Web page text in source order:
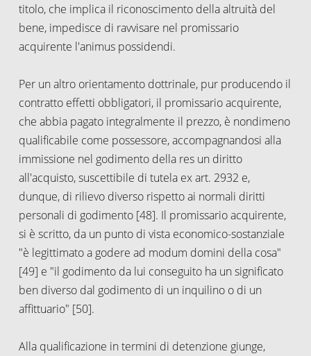
titolo, che implica il riconoscimento della altruità del
bene, impedisce di ravvisare nel promissario
acquirente l'animus possidendi.
Per un altro orientamento dottrinale, pur producendo il
contratto effetti obbligatori, il promissario acquirente,
che abbia pagato integralmente il prezzo, è nondimeno
qualificabile come possessore, accompagnandosi alla
immissione nel godimento della res un diritto
all'acquisto, suscettibile di tutela ex art. 2932 e,
dunque, di rilievo diverso rispetto ai normali diritti
personali di godimento [48]. Il promissario acquirente,
si è scritto, da un punto di vista economico-sostanziale
"è legittimato a godere ad modum domini della cosa"
[49] e "il godimento da lui conseguito ha un significato
ben diverso dal godimento di un inquilino o di un
affittuario" [50].
Alla qualificazione in termini di detenzione giunge,